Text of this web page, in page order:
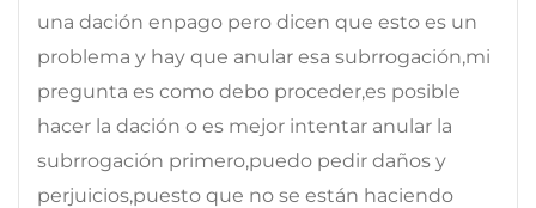
una dación enpago pero dicen que esto es un
problema y hay que anular esa subrrogación,mi
pregunta es como debo proceder,es posible
hacer la dación o es mejor intentar anular la
subrrogación primero,puedo pedir daños y
perjuicios,puesto que no se están haciendo